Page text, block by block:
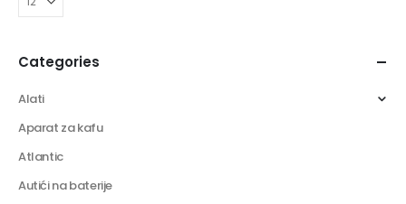
Categories
Alati
Aparat za kafu
Atlantic
Autići na baterije